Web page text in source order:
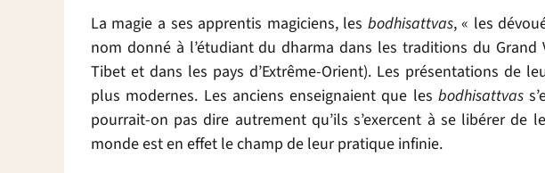
La magie a ses apprentis magiciens, les bodhisattvas, « les
nom donné à l’étudiant du dharma dans les traditions du
Tibet et dans les pays d’Extrême-Orient). Les présentations de
plus modernes. Les anciens enseignaient que lesbodhisattvas
pourrait-on pas dire autrement qu’ils s’exercent à se libérer
monde est en effet le champ de leur pratique infinie.